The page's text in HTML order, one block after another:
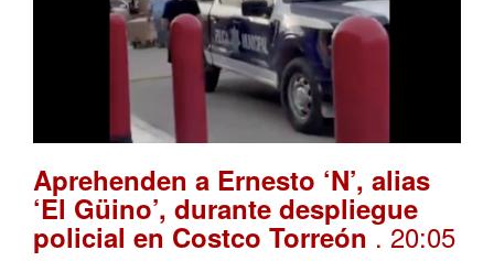
Aprehenden a Ernesto ‘N’, alias
‘El Güino’, durante despliegue
policial en Costco Torreón. 20:05